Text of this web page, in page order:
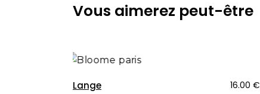
Vous aimerez peut-être
Lange 16.00 €